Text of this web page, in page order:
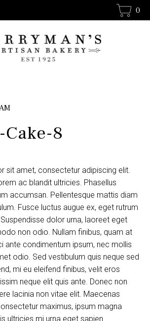
0
Cake-8
sit amet, consectetur adipiscing elit.
ac blandit ultricies. Phasellus
accumsan. Pellentesque mattis diam
Fusce luctus augue ex, eget rutrum
dolor urna, laoreet eget
non odio. Nullam finibus, quam at
ante condimentum ipsum, nec mollis
odio. Sed vestibulum quis neque sed
mi eu eleifend finibus, velit eros
neque elit quis ante. Donec non
lacinia non vitae elit. Maecenas
maximus, ipsum magna
ultricies mi urna eget sapien.